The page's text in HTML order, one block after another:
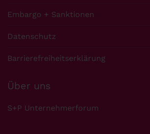
Embargo + Sanktionen
Datenschutz
Barrierefreiheitserklärung
Über uns
S+P Unternehmerforum